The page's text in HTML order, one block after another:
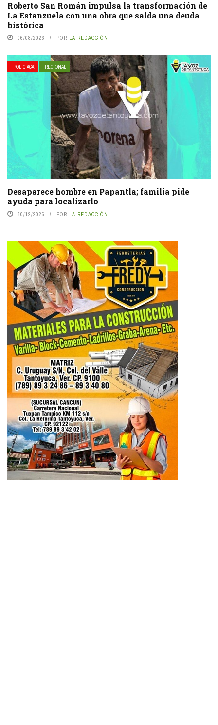
Roberto San Román impulsa la transformación de
La Estanzuela con una obra que salda una deuda
histórica
06/08/2026 POR LA REDACCIÓN
POLICIACA REGIONAL
Desaparece hombre en Papantla; familia pide
ayuda para localizarlo
30/12/2025 POR LA REDACCIÓN